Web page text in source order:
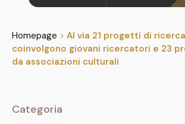
Homepage > Al via 21 progetti di
coinvolgono giovani ricercatori e 23
da associazioni culturali
Categoria